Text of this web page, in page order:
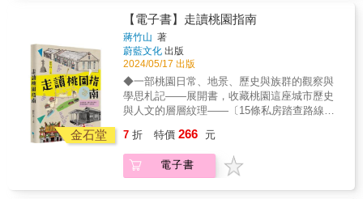
格」、「食材與料理」、「音樂與酒精」、
「住宿與放鬆」，每個分類下介紹 6家精選好
店；後半部有「推薦旅遊路線」和「主題特
輯」 ，幫助讀者更了解台灣文化 。如果想找特
定類型店家可以參考前半部分；需要行程建議
的，可以直接翻到後半部！ & 『 線 上 輔 助
工 具 』 & 除了紙本外，團隊還製作了Web
App，收錄書中所有店家的基本資訊，只要點擊
頁面上的地址欄就能直接連到該店的google
資訊若有變動也能即時更新。 &
從海岩撿拾cekiw螺和fafako月光螺，放置鐵網
烘烤，空氣中瀰漫著鮮甜和海水味道。吃進嘴
裡才明白，原來「有就是有、沒有就是沒
有」，是大海教會我們的人生豁達
&hellip;&hellip;&
滿的感動，並以「在皇冠海岸要做的９９件
事」為題，拍攝記錄下臺灣的皇冠之美。 & 跟
著小林賢伍暢遊『皇冠海岸』要做的９９件事
～ & Ⓐ TAMSUI 淡水・BALI 八里・WUGU 五
股 & ０２ 在盛開的櫻花下賞景怡情。
&mdash;&mdash;淡水無極天元宮 ０６ 和家
人一起造訪淡水的齊柏林空間，去向齊柏林導
被莊嚴宏偉的千手觀音像所震撼。
&mdash;&mdash;千手千眼觀世音菩薩聖像 １
７ 大口咬下日本超流行的巨大帶骨漫畫肉。
八里‧五股‧三芝‧石門‧金山‧萬里‧基隆
&mdash;&mdash;北海岸絕美景點推薦９９
&mdash;&mdash; & 北海岸，我在臺灣的青春
生活中，不可或缺的一頁。 & 橫跨臺灣新北市
的海岸線，涵蓋五股、八里、淡水、三芝、石
門、金山、萬里以及基隆，面向大海的皇冠海
岸，被稱為「戴在臺灣頭頂上的皇冠」。 &
「皇冠海岸」從船舶起訖的海上玄關口
&mdash;&mdash;基隆港開始，到當日就能來
富貴角燈塔，和以春季風情畫美景著稱的老梅
石槽等，擁有臺灣代表性景觀的北海岸地區，
總吸引來自世界各地的人們前來造訪。立下要
金石堂
【電子書】走讀桃園指南
蔣竹山 著
蔚藍文化 出版
2024/05/17 出版
◆一部桃園日常、地景、歷史與族群的觀察與
學思札記——展開書，收藏桃園這座城市歷史
與人文的層層紋理——〔15條私房踏查路線〕
景點〕你對桃園的第一印象是甚麼？最難玩城
市、國際機場、美食沙漠⋯⋯一本由深耕在地
的中學教師、大學教師、學生與文史工作者共
7 折 特價 266 元
電子書